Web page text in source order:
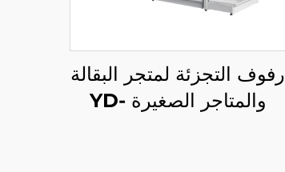
رفوف التجزئة لمتجر البقالة
والمتاجر الصغيرة YD-